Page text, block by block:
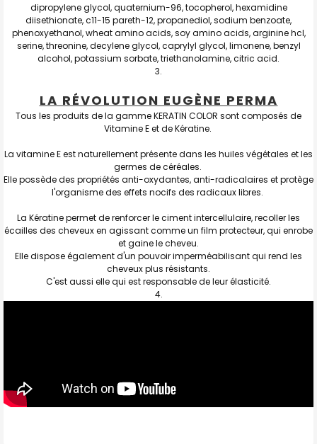
dipropylene glycol, quaternium-96, tocopherol, hexamidine
diisethionate, c11-15 pareth-12, propanediol, sodium benzoate,
phenoxyethanol, wheat amino acids, soy amino acids, arginine hcl,
serine, threonine, decylene glycol, caprylyl glycol, limonene, benzyl
alcohol, potassium sorbate, triethanolamine, citric acid.
LA RÉVOLUTION EUGÈNE PERMA
Tous les produits de la gamme KERATIN COLOR sont composés de
Vitamine E et de Kératine.
La vitamine E est naturellement présente dans les huiles végétales et les
germes de céréales.
Elle possède des propriétés anti-oxydantes, anti-radicalaires et protège
l'organisme des effets nocifs des radicaux libres.
La Kératine permet de renforcer le ciment intercellulaire, recoller les
écailles des cheveux en agissant comme un film protecteur, qui enrobe
et gaine le cheveu.
Elle dispose également d'un pouvoir imperméabilisant qui rend les
cheveux plus résistants.
C'est aussi elle qui est responsable de leur élasticité.